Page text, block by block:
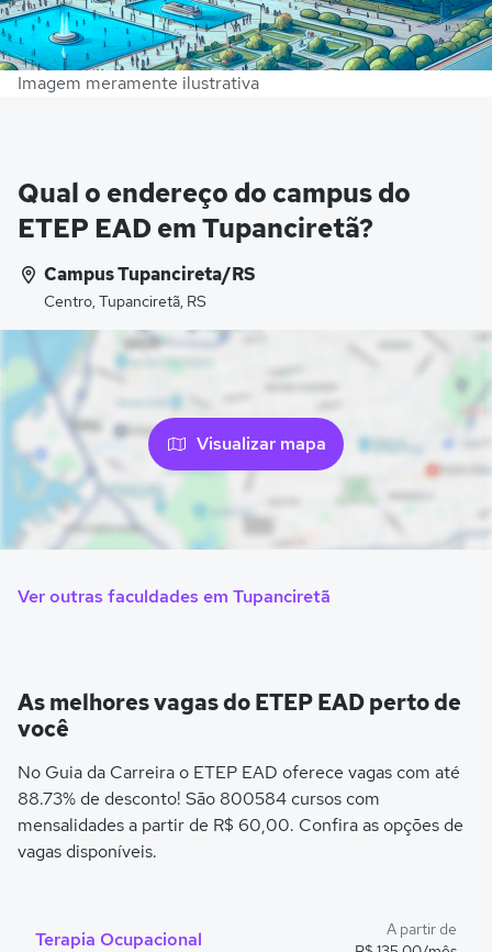
Imagem meramente ilustrativa
Qual o endereço do campus do
ETEP EAD em Tupanciretã?
Campus Tupancireta/RS
Centro, Tupanciretã, RS
Visualizar mapa
Ver outras faculdades em Tupanciretã
As melhores vagas do ETEP EAD perto de
você
No Guia da Carreira o ETEP EAD oferece vagas com até
88.73% de desconto! São 800584 cursos com
mensalidades a partir de R$ 60,00. Confira as opções de
vagas disponíveis.
Terapia Ocupacional
A partir de